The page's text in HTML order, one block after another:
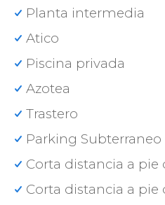
Planta intermedia
Atico
Piscina privada
Azotea
Trastero
Parking Subterraneo
Corta distancia a pie
Corta distancia a pie